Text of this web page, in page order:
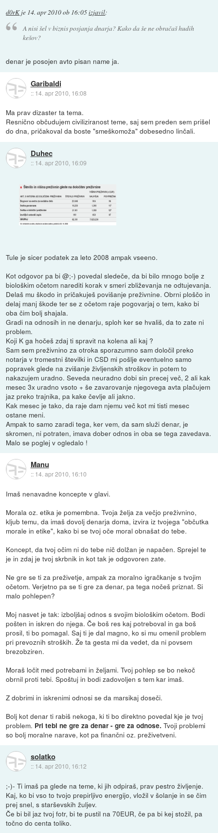
d0rKje 14. apr 2010 ob 16:05izjavil:
A nisi šel v biznis posjanja dnarja? Kako da še ne obračaš hudih
kešov?
denar je posojen avto pisan name ja.
Garibaldi
:: 14. apr 2010, 16:08
Ma prav dizaster ta tema.
Resnično občudujem civiliziranost teme, saj sem preden sem prišel
do dna, pričakoval da boste "smeškomoža" dobesedno linčali.
Duhec
:: 14. apr 2010, 16:09
Tule je sicer podatek za leto 2008 ampak vseeno.
Kot odgovor pa bi @;-) povedal sledeče, da bi bilo mnogo bolje z
biološkim očetom narediti korak v smeri zbliževanja ne odtujevanja.
Delaš mu škodo in pričakuješ povišanje preživnine. Obrni ploščo in
delaj manj škode ter se z očetom raje pogovarjaj o tem, kako bi
oba čim bolj shajala.
Gradi na odnosih in ne denarju, sploh ker se hvališ, da to zate ni
problem.
Koji K ga hočeš zdaj ti spravit na kolena ali kaj ?
Sam sem preživnino za otroka sporazumno sam določil preko
notarja v tromestni številki in CSD mi pošlje eventuelno samo
popravek glede na zvišanje življenskih stroškov in potem to
nakazujem uradno. Seveda neuradno dobi sin precej več, 2 ali kak
mesec 3x uradno vsoto + še zavarovanje njegovega avta plačujem
jaz preko trajnika, pa kake čevlje ali jakno.
Kak mesec je tako, da raje dam njemu več kot mi tisti mesec
ostane meni.
Ampak to samo zaradi tega, ker vem, da sam služi denar, je
skromen, ni potraten, imava dober odnos in oba se tega zavedava.
Malo se poglej v ogledalo !
Manu
:: 14. apr 2010, 16:10
Imaš nenavadne koncepte v glavi.
Morala oz. etika je pomembna. Tvoja želja za večjo preživnino,
kljub temu, da imaš dovolj denarja doma, izvira iz tvojega "občutka
morale in etike", kako bi se tvoj oče moral obnašat do tebe.
Koncept, da tvoj očim ni do tebe nič dolžan je napačen. Sprejel te
je in zdaj je tvoj skrbnik in kot tak je odgovoren zate.
Ne gre se ti za preživetje, ampak za moralno igračkanje s tvojim
očetom. Verjetno pa se ti gre za denar, pa tega nočeš priznat. Si
malo pohlepen?
Moj nasvet je tak: izboljšaj odnos s svojim biološkim očetom. Bodi
pošten in iskren do njega. Če boš res kaj potreboval in ga boš
prosil, ti bo pomagal. Saj ti je dal magno, ko si mu omenil problem
pri prevoznih stroških. Že ta gesta mi da vedet, da ni povsem
brezobziren.
Moraš ločit med potrebami in željami. Tvoj pohlep se bo nekoč
obrnil proti tebi. Spoštuj in bodi zadovoljen s tem kar imaš.
Z dobrimi in iskrenimi odnosi se da marsikaj doseči.
Bolj kot denar ti rabiš nekoga, ki ti bo direktno povedal kje je tvoj
problem. Pri tebi ne gre za denar - gre za odnose. Tvoji problemi
so bolj moralne narave, kot pa finančni oz. preživetveni.
solatko
:: 14. apr 2010, 16:12
;-)- Ti imaš pa glede na teme, ki jih odpiraš, prav pestro življenje.
Kaj, ko bi vso to tvojo prepirljivo energijo, vložil v šolanje in se čim
prej snel, s starševskih žuljev.
Če bi bil jaz tvoj fotr, bi te pustil na 70EUR, če pa bi kej stožil, pa
točno do centa toliko.